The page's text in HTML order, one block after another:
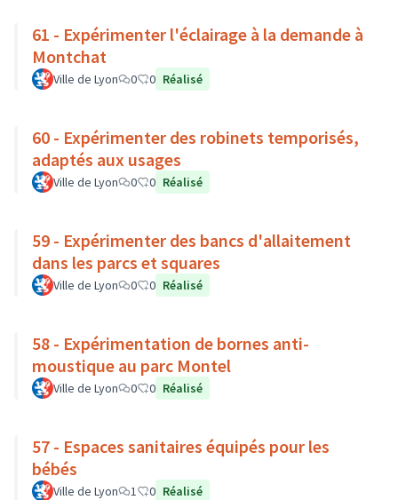
61 - Expérimenter l'éclairage à la demande à
Montchat
Ville de Lyon 0 0 Réalisé
60 - Expérimenter des robinets temporisés,
adaptés aux usages
Ville de Lyon 0 0 Réalisé
59 - Expérimenter des bancs d'allaitement
dans les parcs et squares
Ville de Lyon 0 0 Réalisé
58 - Expérimentation de bornes anti-
moustique au parc Montel
Ville de Lyon 0 0 Réalisé
57 - Espaces sanitaires équipés pour les
bébés
Ville de Lyon 1 0 Réalisé